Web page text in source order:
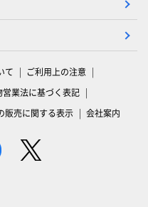
て
ご利用上の注意
営業法に基づく表記
販売に関する表示 会社案内